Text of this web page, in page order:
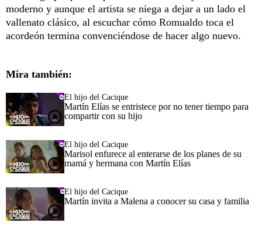
moderno y aunque el artista se niega a dejar a un lado el
vallenato clásico, al escuchar cómo Romualdo toca el
acordeón termina convenciéndose de hacer algo nuevo.
Mira también:
El hijo del Cacique
Martín Elías se entristece por no tener tiempo para
compartir con su hijo
El hijo del Cacique
Marisol enfurece al enterarse de los planes de su
mamá y hermana con Martín Elías
El hijo del Cacique
Martín invita a Malena a conocer su casa y familia